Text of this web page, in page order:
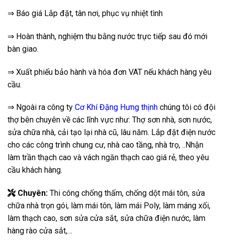
⇒ Báo giá Lắp đặt, tân nơi, phục vụ nhiệt tình
⇒ Hoàn thành, nghiệm thu bằng nước trực tiếp sau đó mới
bàn giao.
⇒ Xuất phiếu bảo hành và hóa đơn VAT nếu khách hàng yêu
cầu.
⇒ Ngoài ra công ty Cơ Khí Đặng Hưng thịnh chúng tôi có đội
thợ bên chuyên về các lĩnh vực như: Thợ sơn nhà, sơn nước,
sửa chữa nhà, cải tạo lại nhà cũ, lâu năm. Lắp đặt điện nước
cho các công trình chung cư, nhà cao tầng, nhà trọ, ..Nhận
làm trần thạch cao và vách ngăn thạch cao giá rẻ, theo yêu
cầu khách hàng.
Chuyên: Thi công chống thấm, chống dột mái tôn, sửa
chữa nhà trọn gói, làm mái tôn, làm mái Poly, làm máng xối,
làm thạch cao, sơn sửa cửa sắt, sửa chữa điện nước, làm
hàng rào cửa sắt,…